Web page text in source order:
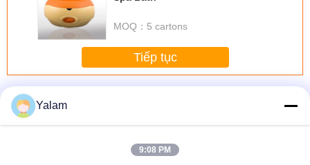
MOQ： 5 cartons
Tiếp tục
Hơn
Yalam
9:08 PM